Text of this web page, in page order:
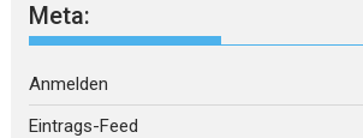
Meta:
Anmelden
Eintrags-Feed